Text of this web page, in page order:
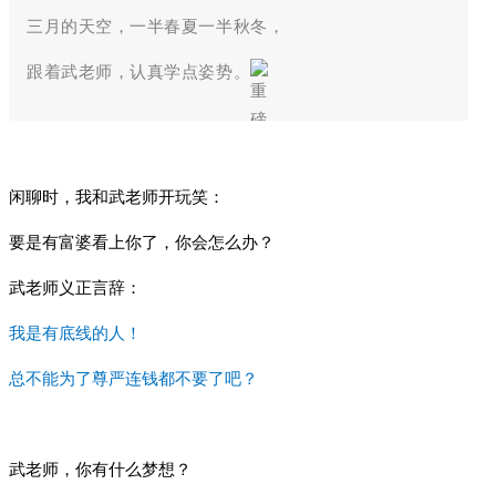
三月的天空，一半春夏一半秋冬，
跟着武老师，认真学点姿势。
闲聊时，我和武老师开玩笑：
要是有富婆看上你了，你会怎么办？
武老师义正言辞：
我是有底线的人！
总不能为了尊严连钱都不要了吧？
武老师，你有什么梦想？